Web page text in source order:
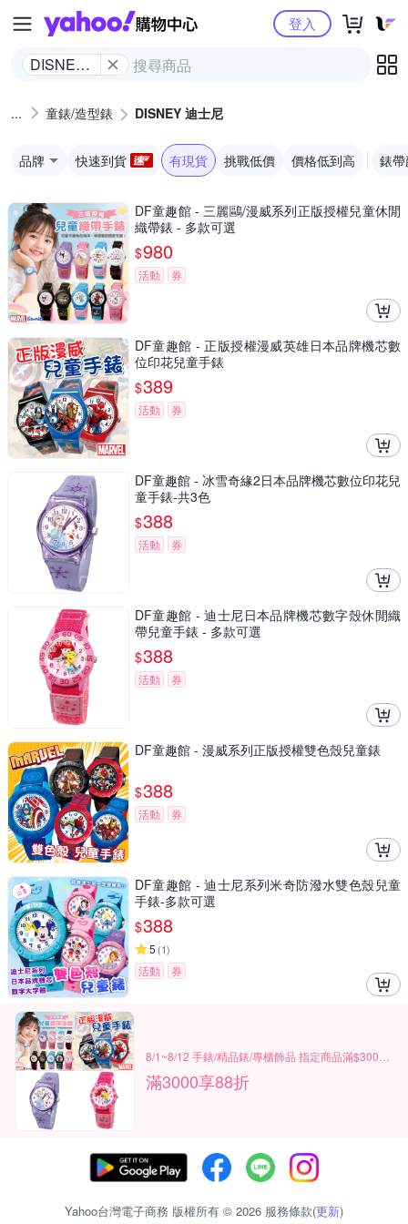
Yahoo購物中心
DISNEY
登入
童錶/造型錶 DISNEY 迪士尼
品牌 快速到貨 有現貨 挑戰低價 價格低到高 錶
DF童趣館 - 三麗鷗/漫威系列正版授權兒童休閒
織帶錶 - 多款可選
$980
活動 券
DF童趣館 - 正版授權漫威英雄日本品牌機芯數
位印花兒童手錶
$389
活動 券
DF童趣館 - 冰雪奇緣2日本品牌機芯數位印花兒
童手錶-共3色
$388
活動 券
DF童趣館 - 迪士尼日本品牌機芯數字殼休閒織
帶兒童手錶 - 多款可選
$388
活動 券
DF童趣館 - 漫威系列正版授權雙色殼兒童錶
$388
活動 券
DF童趣館 - 迪士尼系列米奇防潑水雙色殼兒童
手錶-多款可選
$388
5 (1)
活動 券
滿3000享88折
Yahoo台灣電子商務 版權所有 © 2026 服務條款(更新)